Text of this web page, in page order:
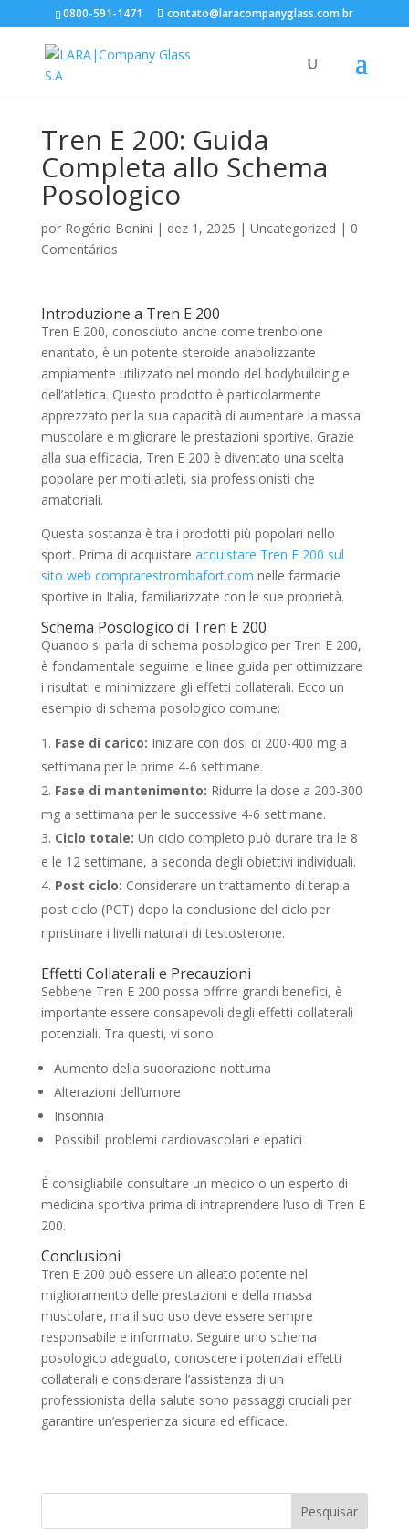
0800-591-1471 contato@laracompanyglass.com.br
Tren E 200: Guida
Completa allo Schema
Posologico
por Rogério Bonini | dez 1, 2025 | Uncategorized | 0
Comentários
Introduzione a Tren E 200
Tren E 200, conosciuto anche come trenbolone
enantato, è un potente steroide anabolizzante
ampiamente utilizzato nel mondo del bodybuilding e
dell’atletica. Questo prodotto è particolarmente
apprezzato per la sua capacità di aumentare la massa
muscolare e migliorare le prestazioni sportive. Grazie
alla sua efficacia, Tren E 200 è diventato una scelta
popolare per molti atleti, sia professionisti che
amatoriali.
Questa sostanza è tra i prodotti più popolari nello
sport. Prima di acquistare acquistare Tren E 200 sul
sito web comprarestrombafort.com nelle farmacie
sportive in Italia, familiarizzate con le sue proprietà.
Schema Posologico di Tren E 200
Quando si parla di schema posologico per Tren E 200,
è fondamentale seguirne le linee guida per ottimizzare
i risultati e minimizzare gli effetti collaterali. Ecco un
esempio di schema posologico comune:
Fase di carico: Iniziare con dosi di 200-400 mg a
settimana per le prime 4-6 settimane.
Fase di mantenimento: Ridurre la dose a 200-300
mg a settimana per le successive 4-6 settimane.
Ciclo totale: Un ciclo completo può durare tra le 8
e le 12 settimane, a seconda degli obiettivi individuali.
Post ciclo: Considerare un trattamento di terapia
post ciclo (PCT) dopo la conclusione del ciclo per
ripristinare i livelli naturali di testosterone.
Effetti Collaterali e Precauzioni
Sebbene Tren E 200 possa offrire grandi benefici, è
importante essere consapevoli degli effetti collaterali
potenziali. Tra questi, vi sono:
Aumento della sudorazione notturna
Alterazioni dell’umore
Insonnia
Possibili problemi cardiovascolari e epatici
È consigliabile consultare un medico o un esperto di
medicina sportiva prima di intraprendere l’uso di Tren E
200.
Conclusioni
Tren E 200 può essere un alleato potente nel
miglioramento delle prestazioni e della massa
muscolare, ma il suo uso deve essere sempre
responsabile e informato. Seguire uno schema
posologico adeguato, conoscere i potenziali effetti
collaterali e considerare l’assistenza di un
professionista della salute sono passaggi cruciali per
garantire un’esperienza sicura ed efficace.